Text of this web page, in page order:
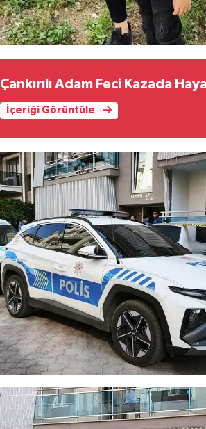
Çankırılı Adam Feci Kazada
İçeriği Görüntüle